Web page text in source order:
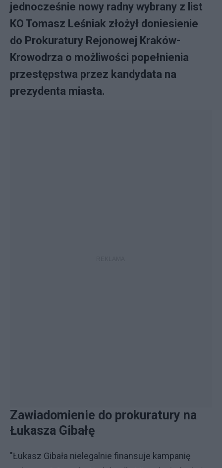
jednocześnie nowy radny wybrany z list
KO Tomasz Leśniak złożył doniesienie
do Prokuratury Rejonowej Kraków-
Krowodrza o możliwości popełnienia
przestępstwa przez kandydata na
prezydenta miasta.
Zawiadomienie do prokuratury na
Łukasza Gibałę
"Łukasz Gibała nielegalnie finansuje kampanię